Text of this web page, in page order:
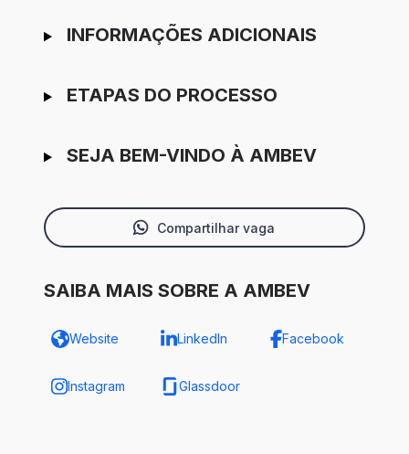
INFORMAÇÕES ADICIONAIS
ETAPAS DO PROCESSO
SEJA BEM-VINDO À AMBEV
Compartilhar vaga
SAIBA MAIS SOBRE A AMBEV
Website LinkedIn Facebook
Instagram Glassdoor